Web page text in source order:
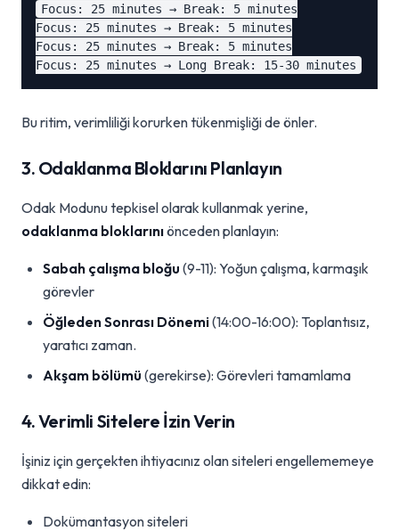
Focus: 25 minutes → Break: 5 minutes
Focus: 25 minutes → Break: 5 minutes
Focus: 25 minutes → Break: 5 minutes
Bu ritim, verimliliği korurken tükenmişliği de önler.
3. Odaklanma Bloklarını Planlayın
Odak Modunu tepkisel olarak kullanmak yerine,
odaklanma bloklarınıönceden planlayın:
Sabah çalışma bloğu (9-11): Yoğun çalışma, karmaşık
görevler
Öğleden Sonrası Dönemi(14:00-16:00): Toplantısız,
yaratıcı zaman.
Akşam bölümü (gerekirse): Görevleri tamamlama
4. Verimli Sitelere İzin Verin
İşiniz için gerçekten ihtiyacınız olan siteleri engellememeye
dikkat edin:
Dokümantasyon siteleri